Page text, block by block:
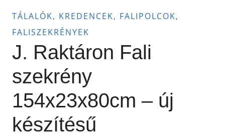
TÁLALÓK, KREDENCEK, FALIPOLCOK,
FALISZEKRÉNYEK
J. Raktáron Fali
szekrény
154x23x80cm – új
készítésű